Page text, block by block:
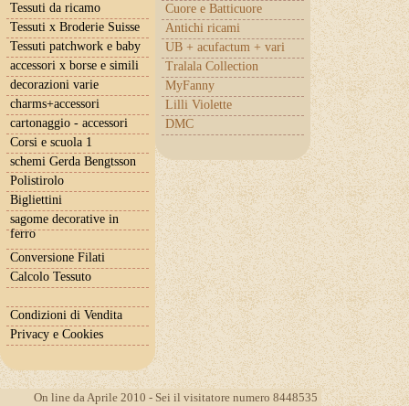
Cuore e Batticuore
Antichi ricami
UB + acufactum + vari
Tralala Collection
MyFanny
Lilli Violette
DMC
Tessuti da ricamo
Tessuti x Broderie Suisse
Tessuti patchwork e baby
accessori x borse e simili
decorazioni varie
charms+accessori
cartonaggio - accessori
Corsi e scuola 1
schemi Gerda Bengtsson
Polistirolo
Bigliettini
sagome decorative in
ferro
Conversione Filati
Calcolo Tessuto
Condizioni di Vendita
Privacy e Cookies
On line da Aprile 2010 - Sei il visitatore numero 8448535